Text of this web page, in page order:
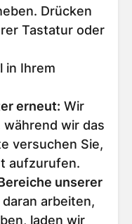
Drücken
Tastatur oder
in Ihrem
erneut: Wir
wir das
versuchen Sie,
aufzurufen.
unserer
arbeiten,
laden wir